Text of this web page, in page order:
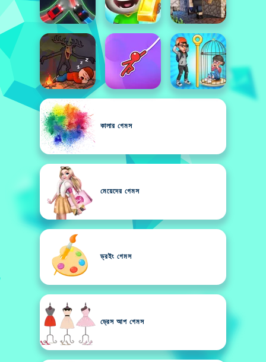
কালার গেমস
মেয়েদের গেমস
ড্রইং গেমস
ড্রেস আপ গেমস